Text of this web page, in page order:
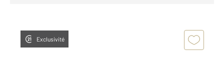
Exclusivité